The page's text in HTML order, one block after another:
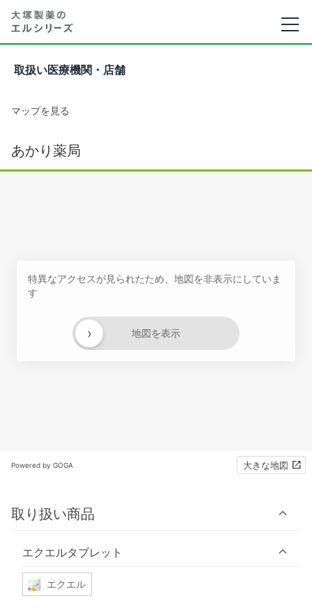
取扱い医療機関・店舗
マップを見る
あかり薬局
特異なアクセスが見られたため、地図を非表示にしていま
す
地図を表示
›
Powered by GOGA 大きな地図
取り扱い商品
エクエルタブレット
エクエル